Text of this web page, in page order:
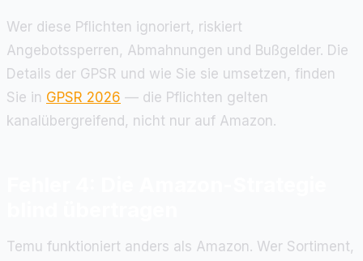
Wer diese Pflichten ignoriert, riskiert
Angebotssperren, Abmahnungen und Bußgelder. Die
Details der GPSR und wie Sie sie umsetzen, finden
Sie in GPSR 2026 — die Pflichten gelten
kanalübergreifend, nicht nur auf Amazon.
Temu funktioniert anders als Amazon. Wer Sortiment,